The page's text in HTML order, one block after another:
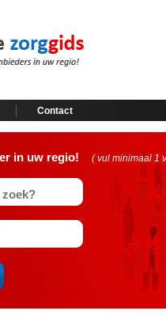
Contact
in uw regio! ( vul minimaal 1